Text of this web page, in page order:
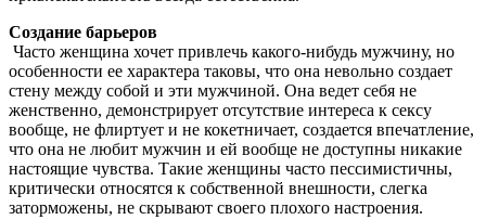
Создание барьеров
Часто женщина хочет привлечь какого-нибудь мужчину, но
особенности ее характера таковы, что она невольно создает
стену между собой и эти мужчиной. Она ведет себя не
женственно, демонстрирует отсутствие интереса к сексу
вообще, не флиртует и не кокетничает, создается впечатление,
что она не любит мужчин и ей вообще не доступны никакие
настоящие чувства. Такие женщины часто пессимистичны,
критически относятся к собственной внешности, слегка
заторможены, не скрывают своего плохого настроения.